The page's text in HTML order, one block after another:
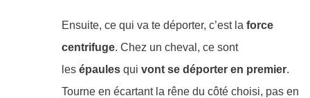
Ensuite, ce qui va te déporter, c’est la force
centrifuge. Chez un cheval, ce sont
les épaulesqui vont se déporter en premier.
Tourne en écartant la rêne du côté choisi, pas en